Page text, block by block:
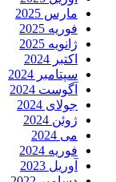
مارس 2025
فوریه 2025
ژانویه 2025
اکتبر 2024
سپتامبر 2024
آگوست 2024
جولای 2024
ژوئن 2024
می 2024
فوریه 2024
آوریل 2023